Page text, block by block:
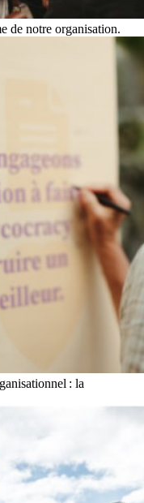
de notre organisation.
: la